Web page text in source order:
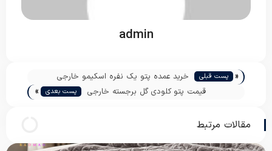
admin
« پست قبلی
خرید عمده پتو یک نفره اسکیمو خارجی
قیمت پتو کلودی گل برجسته خارجی
پست بعدی »
مقالات مرتبط